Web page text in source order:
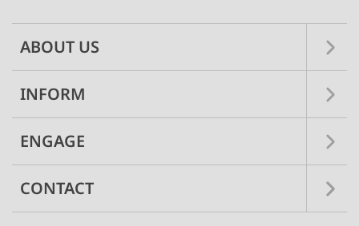
ABOUT US
INFORM
ENGAGE
CONTACT